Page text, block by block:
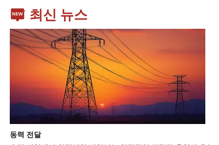
최신 뉴스
동력 전달
송전 산업에서 인덕터와 변압기는 안정적인 전력망 운영과 효